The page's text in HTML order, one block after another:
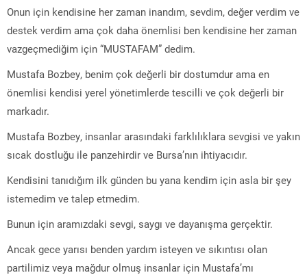
Onun için kendisine her zaman inandım, sevdim, değer verdim ve
destek verdim ama çok daha önemlisi ben kendisine her zaman
vazgeçmediğim için “MUSTAFAM” dedim.
Mustafa Bozbey, benim çok değerli bir dostumdur ama en
önemlisi kendisi yerel yönetimlerde tescilli ve çok değerli bir
markadır.
Mustafa Bozbey, insanlar arasındaki farklılıklara sevgisi ve yakın
sıcak dostluğu ile panzehirdir ve Bursa’nın ihtiyacıdır.
Kendisini tanıdığım ilk günden bu yana kendim için asla bir şey
istemedim ve talep etmedim.
Bunun için aramızdaki sevgi, saygı ve dayanışma gerçektir.
Ancak gece yarısı benden yardım isteyen ve sıkıntısı olan
partilimiz veya mağdur olmuş insanlar için Mustafa’mı